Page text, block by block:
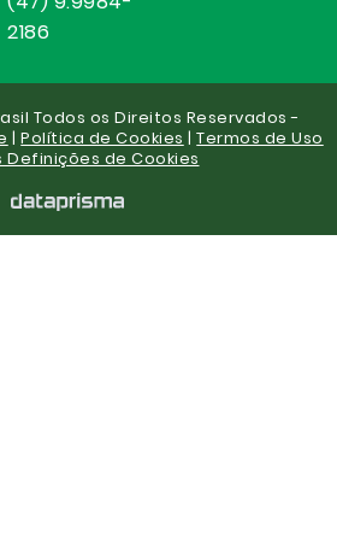
2186
Todos os Direitos Reservados -
|Política de Cookies |Termos de Uso
Definições de Cookies